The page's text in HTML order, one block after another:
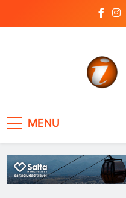
del
MENU